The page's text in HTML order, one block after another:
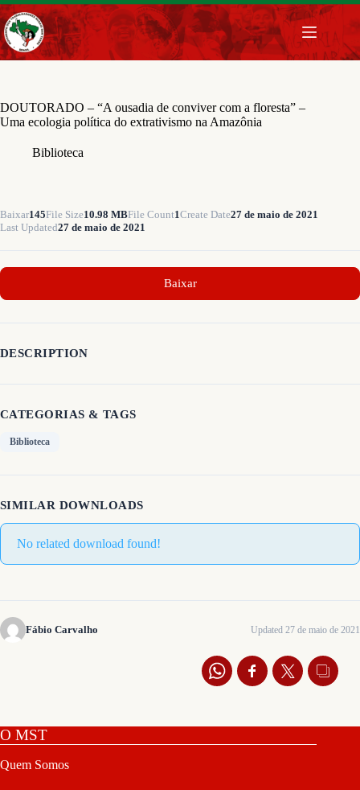
Pular
para
o
conteúdo
DOUTORADO – “A ousadia de conviver com a floresta” –
Uma ecologia política do extrativismo na Amazônia
Biblioteca
Baixar145File Size10.98 MBFile Count1Create Date27 de maio de 2021
Last Updated27 de maio de 2021
Baixar
DESCRIPTION
CATEGORIAS & TAGS
Biblioteca
SIMILAR DOWNLOADS
No related download found!
Fábio Carvalho Updated 27 de maio de 2021
O MST
Quem Somos